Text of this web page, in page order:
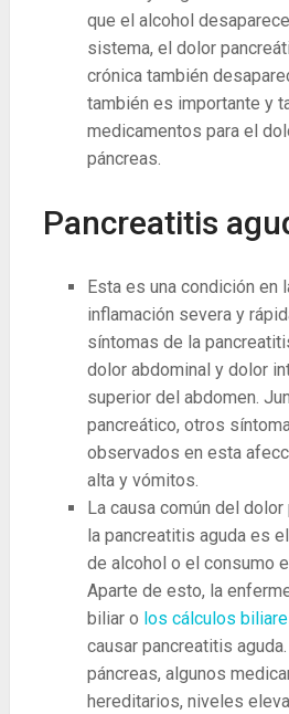
que el alcohol
sistema, el dolor
crónica también
también es importante y
medicamentos para el
páncreas.
Pancreatitis
Esta es una condición en
inflamación severa y
síntomas de la
dolor abdominal y dolor
superior del abdomen.
pancreático, otros
observados en esta
alta y vómitos.
La causa común del
la pancreatitis aguda es
de alcohol o el consumo
Aparte de esto, la
biliar o los cálculos
causar pancreatitis
páncreas, algunos
hereditarios, niveles